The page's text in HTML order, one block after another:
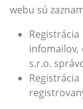
webu sú
infomailov,
s.r.o.